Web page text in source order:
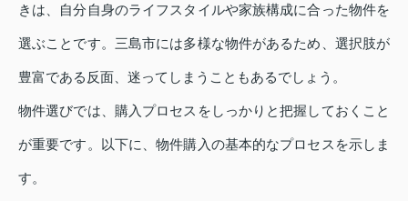
きは、自分自身のライフスタイルや家族構成に合った物件を
選ぶことです。三島市には多様な物件があるため、選択肢が
豊富である反面、迷ってしまうこともあるでしょう。
物件選びでは、購入プロセスをしっかりと把握しておくこと
が重要です。以下に、物件購入の基本的なプロセスを示しま
す。